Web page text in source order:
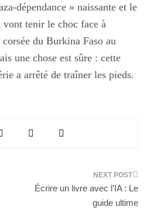
dépendance » naissante et le
vont tenir le choc face à
du Burkina Faso au
une chose est sûre : cette
a arrêté de traîner les pieds.
Écrire un livre avec l’IA : Le
guide ultime